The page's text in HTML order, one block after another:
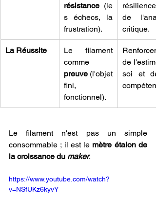
résistance (le
s échecs, la
frustration).
de
critique.
La Réussite
Le filament
preuve (l'objet
fini,
fonctionnel).
de
soi et
Le filament n'est pas un simple
consommable ; il est le mètre étalon de
la croissance du maker.
https://www.youtube.com/watch?
v=NSfUKz6kyvY